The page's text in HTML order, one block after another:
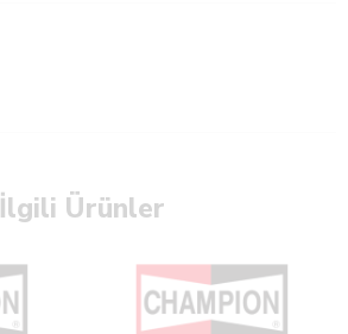
İlgili Ürünler